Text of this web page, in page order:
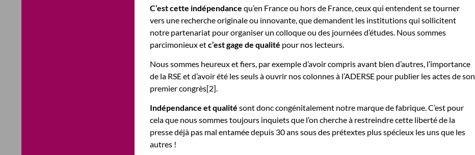
C’est cette indépendance qu’en France ou hors de France, ceux qui entendent se tourner
vers une recherche originale ou innovante, que demandent les institutions qui sollicitent
notre partenariat pour organiser un colloque ou des journées d’études. Nous sommes
parcimonieux etc’est gage de qualité pour nos lecteurs.
Nous sommes heureux et fiers, par exemple d’avoir compris avant bien d’autres, l’importance
de la RSE et d’avoir été les seuls à ouvrir nos colonnes à l’ADERSE pour publier les actes de son
premier congrès[2].
Indépendance et qualité sont donc congénitalement notre marque de fabrique. C’est pour
cela que nous sommes toujours inquiets que l’on cherche à restreindre cette liberté de la
presse déjà pas mal entamée depuis 30 ans sous des prétextes plus spécieux les uns que les
autres !